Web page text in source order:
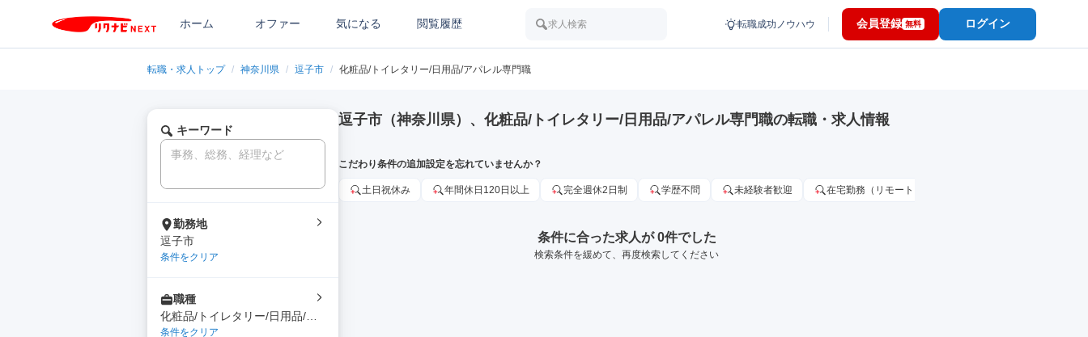
ホーム オファー 気になる 閲覧履歴 求人検索 転職成功ノウハウ 会員登録 無料 ログイン
転職・求人トップ / 神奈川県 / 逗子市 / 化粧品/トイレタリー/日用品/アパレル専門職
キーワード
勤務地
逗子市
条件をクリア
職種
化粧品/トイレタリー/日用品/ア
パレル専門職
条件をクリア
逗子市（神奈川県）、化粧品/トイレタリー/日用品/アパレル専門職の転職・求人情報
こだわり条件の追加設定を忘れていませんか？
土日祝休み 年間休日120日以上 完全週休2日制 学歴不問 未経験者歓迎 在宅勤務（リモートワーク）OK
条件に合った求人が 0件でした
検索条件を緩めて、再度検索してください